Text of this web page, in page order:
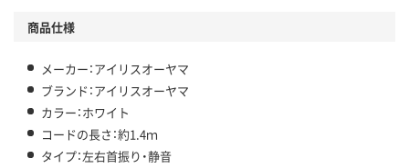
商品仕様
メーカー：アイリスオーヤマ
ブランド：アイリスオーヤマ
カラー：ホワイト
コードの長さ：約1.4ｍ
タイプ：左右首振り・静音